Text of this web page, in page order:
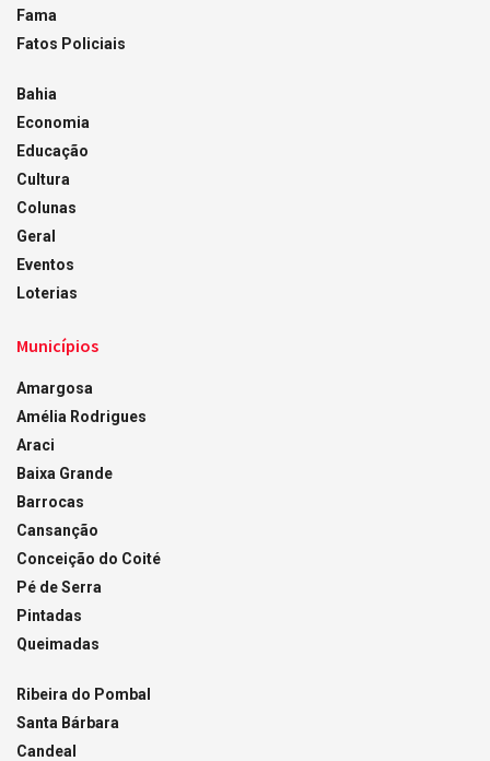
Fama
Fatos Policiais
Bahia
Economia
Educação
Cultura
Colunas
Geral
Eventos
Loterias
Municípios
Amargosa
Amélia Rodrigues
Araci
Baixa Grande
Barrocas
Cansanção
Conceição do Coité
Pé de Serra
Pintadas
Queimadas
Ribeira do Pombal
Santa Bárbara
Candeal